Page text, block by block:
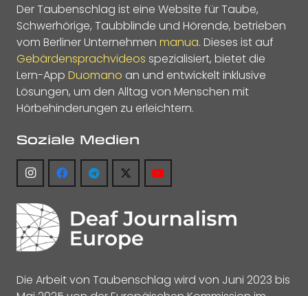
Der Taubenschlag ist eine Website für Taube,
Schwerhörige, Taubblinde und Hörende, betrieben
vom Berliner Unternehmen manua. Dieses ist auf
Gebärdensprachvideos spezialisiert, bietet die
Lern-App Duomano an und entwickelt inklusive
Lösungen, um den Alltag von Menschen mit
Hörbehinderungen zu erleichtern.
Soziale Medien
Die Arbeit von Taubenschlag wird von Juni 2023 bis